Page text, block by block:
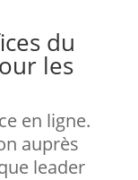
du
les
en ligne.
auprès
leader